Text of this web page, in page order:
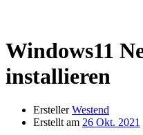
Windows11
installieren
Ersteller Westend
Erstellt am 26 Okt. 2021